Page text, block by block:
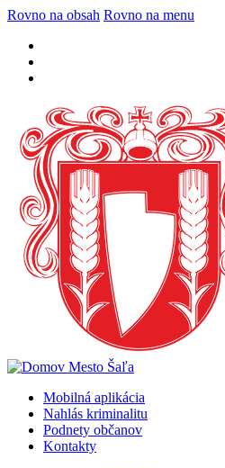
Rovno na obsah Rovno na menu
Mobilná aplikácia
Nahlás kriminalitu
Podnety občanov
Kontakty